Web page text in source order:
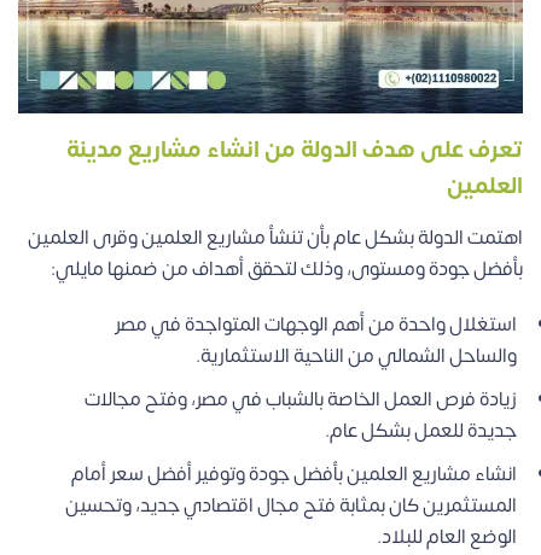
تعرف على هدف الدولة من انشاء مشاريع مدينة
العلمين
اهتمت الدولة بشكل عام بأن تنشأ مشاريع العلمين وقرى العلمين
بأفضل جودة ومستوى، وذلك لتحقق أهداف من ضمنها مايلي:
استغلال واحدة من أهم الوجهات المتواجدة في مصر
والساحل الشمالي من الناحية الاستثمارية.
زيادة فرص العمل الخاصة بالشباب في مصر، وفتح مجالات
جديدة للعمل بشكل عام.
انشاء مشاريع العلمين بأفضل جودة وتوفير أفضل سعر أمام
المستثمرين كان بمثابة فتح مجال اقتصادي جديد، وتحسين
الوضع العام للبلاد.